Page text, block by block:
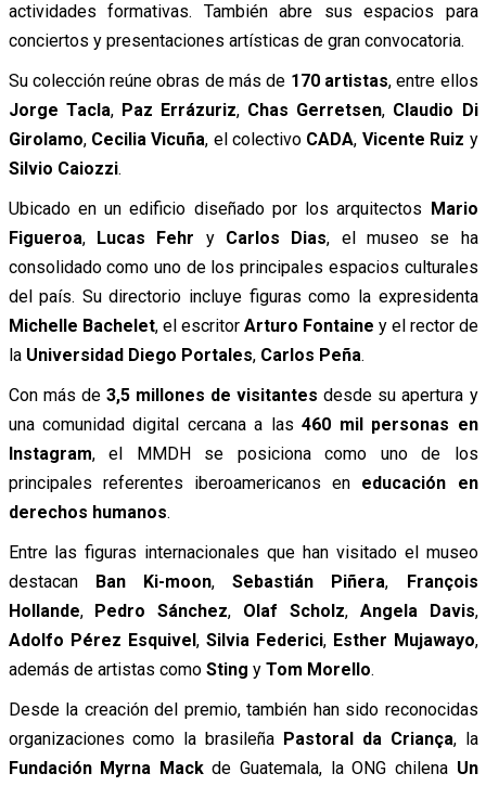
actividades formativas. También abre sus espacios para
conciertos y presentaciones artísticas de gran convocatoria.
Su colección reúne obras de más de 170 artistas, entre ellos
Jorge Tacla, Paz Errázuriz, Chas Gerretsen, Claudio Di
Girolamo, Cecilia Vicuña, el colectivo CADA, Vicente Ruiz y
Silvio Caiozzi.
Ubicado en un edificio diseñado por los arquitectos
Mario
Figueroa, Lucas Fehr y Carlos Dias, el museo se ha
consolidado como uno de los principales espacios culturales
del país. Su directorio incluye figuras como la expresidenta
Michelle Bachelet, el escritor Arturo Fontaine y el rector de
la Universidad Diego Portales, Carlos Peña.
Con más de 3,5 millones de visitantes desde su apertura y
una comunidad digital cercana a las460 mil personas en
Instagram, el MMDH se posiciona como uno de los
principales referentes iberoamericanos en educación en
derechos humanos.
Entre las figuras internacionales que han visitado el museo
destacan
Ban Ki-moon,Sebastián Piñera,
François
Hollande, Pedro Sánchez, Olaf Scholz, Angela Davis,
Adolfo Pérez Esquivel , Silvia Federici, Esther Mujawayo,
además de artistas como Sting y Tom Morello.
Desde la creación del premio, también han sido reconocidas
organizaciones como la brasileña Pastoral da Criança, la
Fundación Myrna Mackde Guatemala, la ONG chilena Un